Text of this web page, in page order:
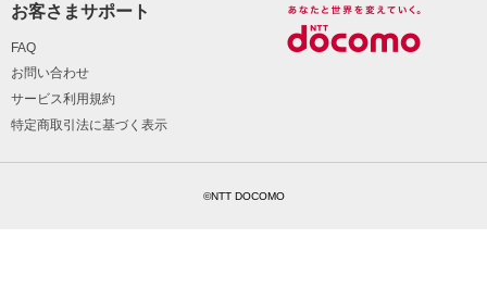
お客さまサポート
FAQ
お問い合わせ
サービス利用規約
特定商取引法に基づく表示
©NTT DOCOMO